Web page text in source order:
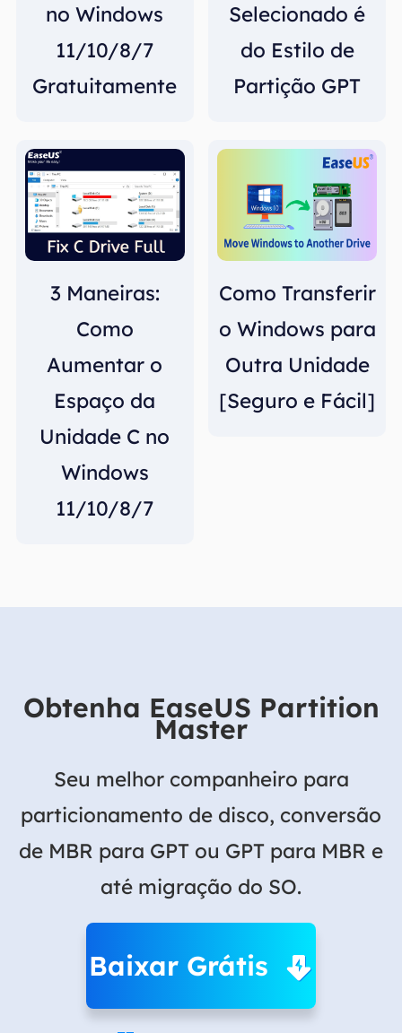
no Windows
11/10/8/7
Gratuitamente
Selecionado é
do Estilo de
Partição GPT
3 Maneiras:
Como
Aumentar o
Espaço da
Unidade C no
Windows
11/10/8/7
Como Transferir
o Windows para
Outra Unidade
[Seguro e Fácil]
Obtenha EaseUS Partition
Master
Seu melhor companheiro para
particionamento de disco, conversão
de MBR para GPT ou GPT para MBR e
até migração do SO.
Baixar Grátis